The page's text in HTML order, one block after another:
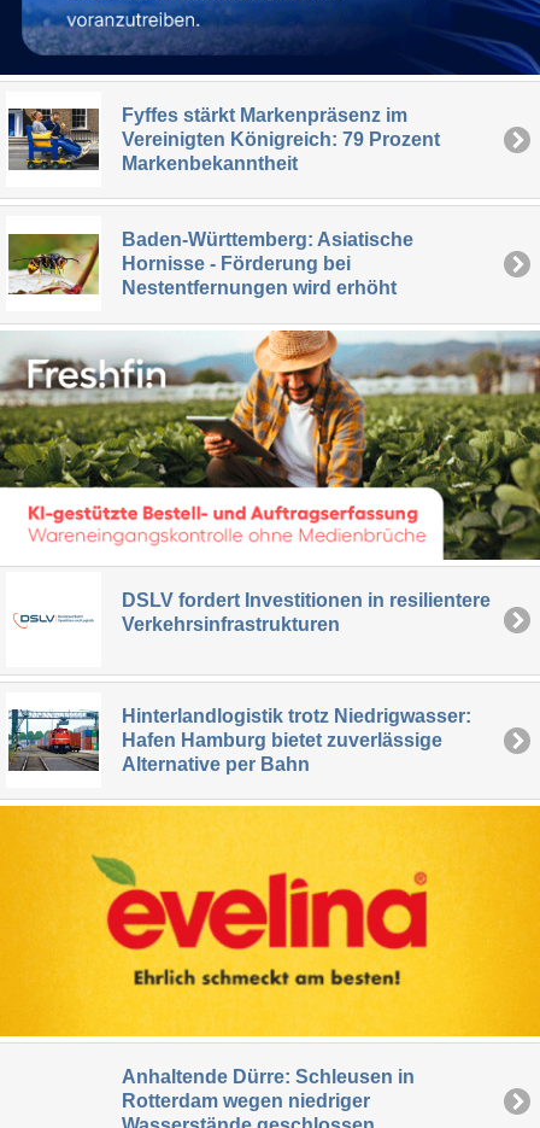
Fyffes stärkt Markenpräsenz im
Vereinigten Königreich: 79 Prozent
Markenbekanntheit
Baden-Württemberg: Asiatische
Hornisse - Förderung bei
Nestentfernungen wird erhöht
DSLV fordert Investitionen in resilientere
Verkehrsinfrastrukturen
Hinterlandlogistik trotz Niedrigwasser:
Hafen Hamburg bietet zuverlässige
Alternative per Bahn
Anhaltende Dürre: Schleusen in
Rotterdam wegen niedriger